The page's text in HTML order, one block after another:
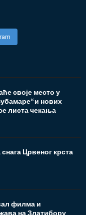
своје место у
и нових
листа чекања
Црвеног крста
филма и